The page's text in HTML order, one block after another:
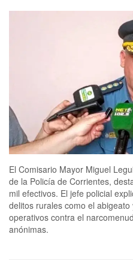
El Comisario Mayor Miguel
de la Policía de Corrientes,
mil efectivos. El jefe policial
delitos rurales como el
operativos contra el
anónimas.